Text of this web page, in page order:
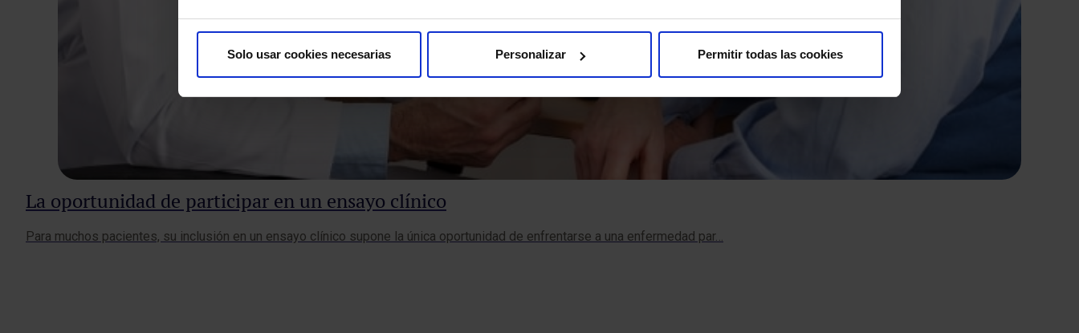
Solo usar cookies necesarias Personalizar Permitir todas las cookies
La oportunidad de participar en un ensayo clínico
Para muchos pacientes, su inclusión en un ensayo clínico supone la única oportunidad de enfrentarse a una enfermedad par…